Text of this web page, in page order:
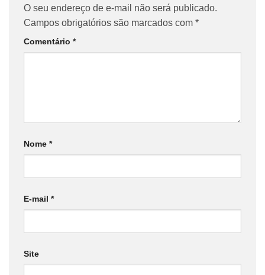
O seu endereço de e-mail não será publicado.
Campos obrigatórios são marcados com *
Comentário *
Nome *
E-mail *
Site